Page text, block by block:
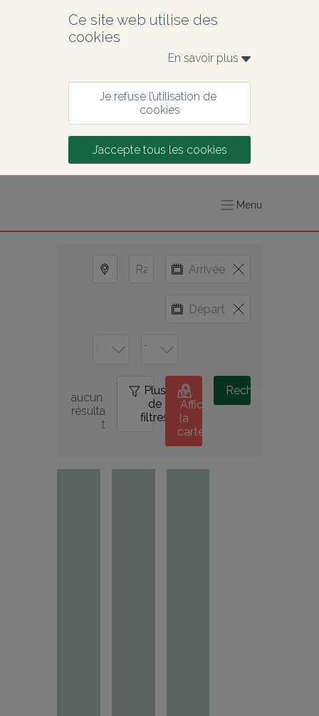
Ce site web utilise des
cookies
En savoir plus
Je refuse l’utilisation de
cookies
J’accepte tous les cookies
Menu
aucun
résulta
t
Plus
de
filtres
Afficher
la
carte
Rechercher